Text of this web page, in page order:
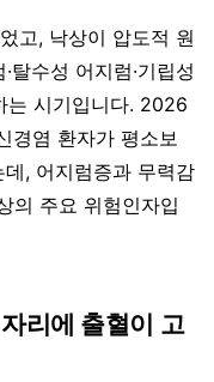
고, 낙상이 압도적 원
탈수성 어지럼·기립성
는 시기입니다. 2026
경염 환자가 평소보
, 어지럼증과 무력감
의 주요 위험인자입
리에 출혈이 고